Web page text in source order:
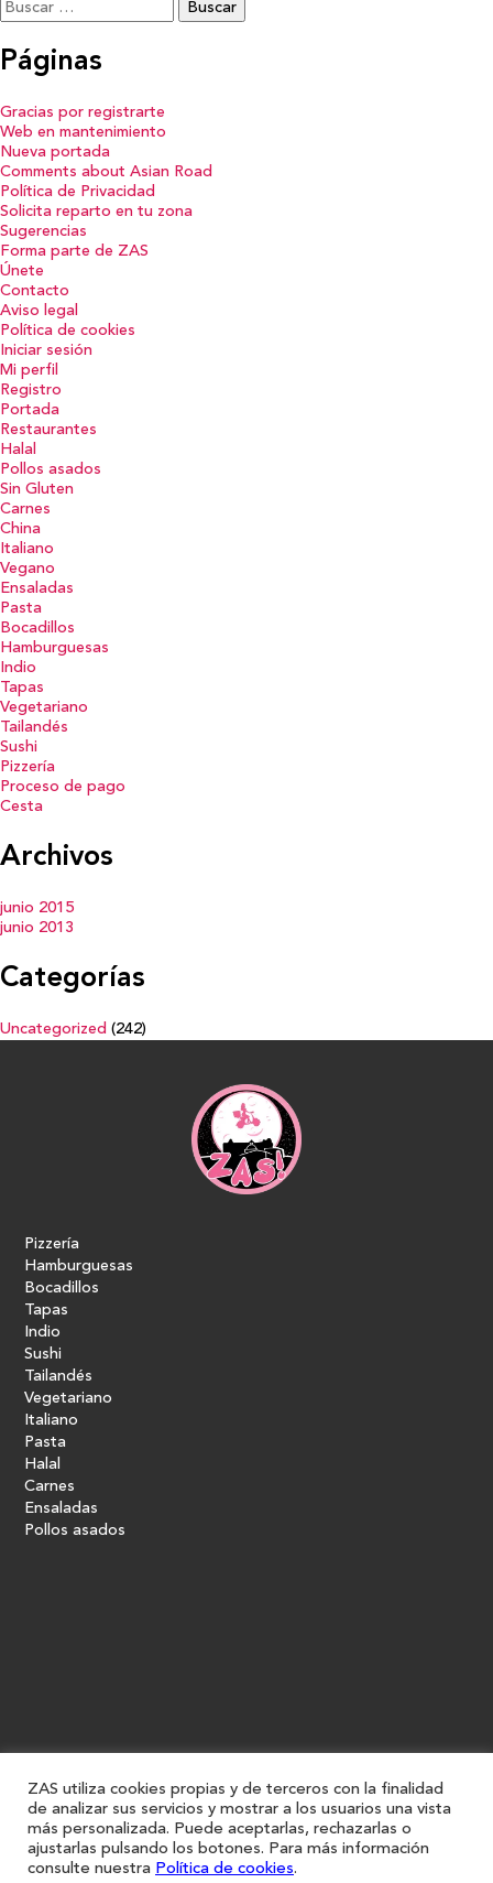
Buscar:
Páginas
Gracias por registrarte
Web en mantenimiento
Nueva portada
Comments about Asian Road
Política de Privacidad
Solicita reparto en tu zona
Sugerencias
Forma parte de ZAS
Únete
Contacto
Aviso legal
Política de cookies
Iniciar sesión
Mi perfil
Registro
Portada
Restaurantes
Halal
Pollos asados
Sin Gluten
Carnes
China
Italiano
Vegano
Ensaladas
Pasta
Bocadillos
Hamburguesas
Indio
Tapas
Vegetariano
Tailandés
Sushi
Pizzería
Proceso de pago
Cesta
Archivos
junio 2015
junio 2013
Categorías
Uncategorized (242)
Pizzería
Hamburguesas
Bocadillos
Tapas
Indio
Sushi
Tailandés
Vegetariano
Italiano
Pasta
Halal
Carnes
Ensaladas
Pollos asados
ZAS utiliza cookies propias y de terceros con la finalidad
de analizar sus servicios y mostrar a los usuarios una vista
más personalizada. Puede aceptarlas, rechazarlas o
ajustarlas pulsando los botones. Para más información
consulte nuestra Política de cookies.